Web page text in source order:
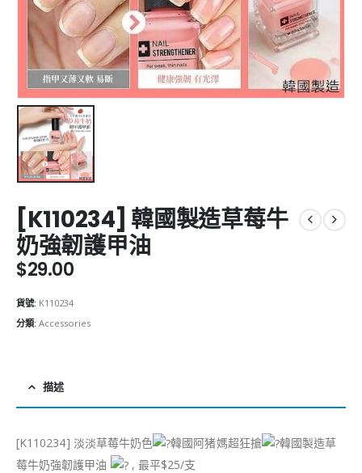
[K110234] 韓國製造草莓牛
奶強韌護甲油
$29.00
貨號: K110234
分類: Accessories
描述
[K110234] 淡淡草莓牛奶色 韓國阿猪媽超狂搶
韓國製造草
莓牛奶強韌護甲油
, 最平$25/支